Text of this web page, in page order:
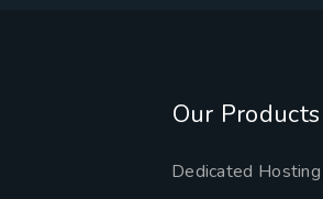
Our Products
Dedicated Hosting